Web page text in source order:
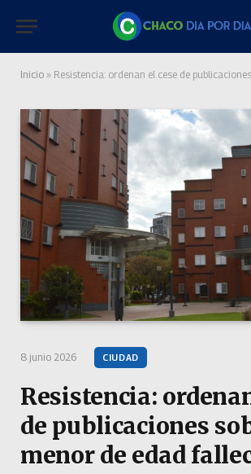
Inicio » Resistencia: ordenan el cese de publicaciones sobre
8 junio 2026 CIUDAD
Resistencia:
de publicaciones
menor de edad